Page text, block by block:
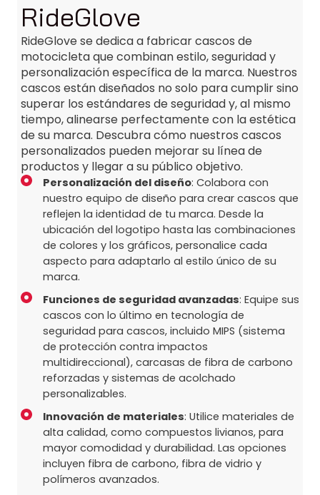
RideGlove
RideGlove se dedica a fabricar cascos de
motocicleta que combinan estilo, seguridad y
personalización específica de la marca. Nuestros
cascos están diseñados no solo para cumplir sino
superar los estándares de seguridad y, al mismo
tiempo, alinearse perfectamente con la estética
de su marca. Descubra cómo nuestros cascos
personalizados pueden mejorar su línea de
productos y llegar a su público objetivo.
Personalización del diseño: Colabora con
nuestro equipo de diseño para crear cascos que
reflejen la identidad de tu marca. Desde la
ubicación del logotipo hasta las combinaciones
de colores y los gráficos, personalice cada
aspecto para adaptarlo al estilo único de su
marca.
Funciones de seguridad avanzadas: Equipe sus
cascos con lo último en tecnología de
seguridad para cascos, incluido MIPS (sistema
de protección contra impactos
multidireccional), carcasas de fibra de carbono
reforzadas y sistemas de acolchado
personalizables.
Innovación de materiales: Utilice materiales de
alta calidad, como compuestos livianos, para
mayor comodidad y durabilidad. Las opciones
incluyen fibra de carbono, fibra de vidrio y
polímeros avanzados.